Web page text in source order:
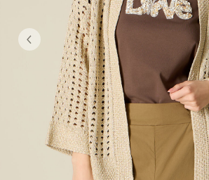
Precedente